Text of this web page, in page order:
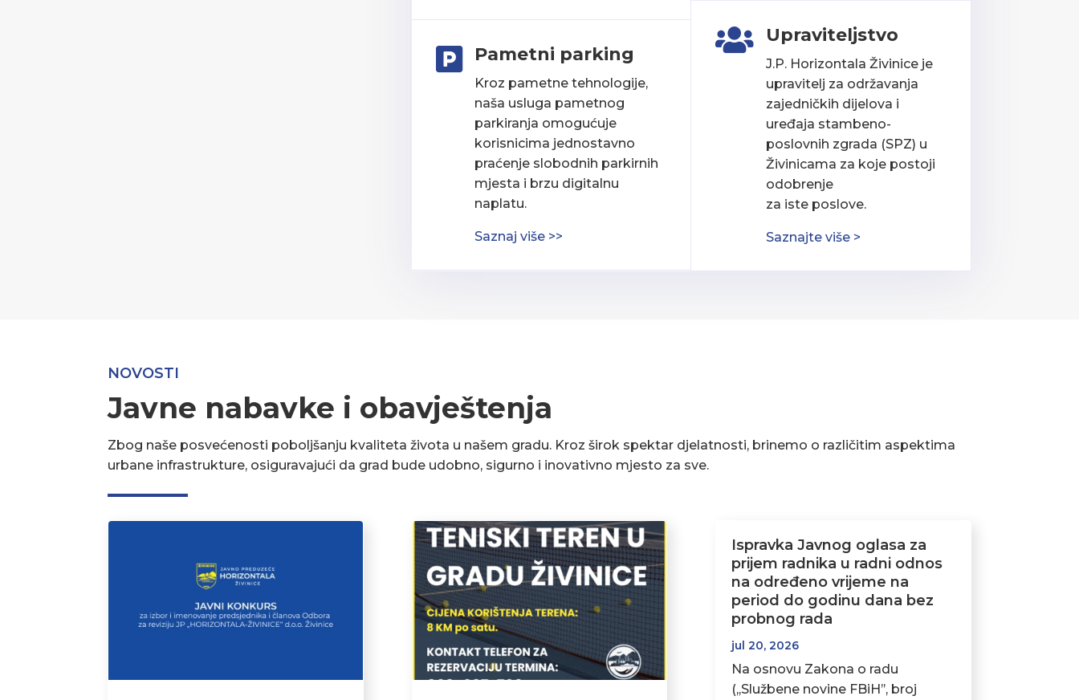
 Pametni parking
Kroz pametne tehnologije,
naša usluga pametnog
parkiranja omogućuje
korisnicima jednostavno
praćenje slobodnih parkirnih
mjesta i brzu digitalnu
naplatu.
Saznaj više >>
 Upraviteljstvo
J.P. Horizontala Živinice je
upravitelj za održavanja
zajedničkih dijelova i
uređaja stambeno-
poslovnih zgrada (SPZ) u
Živinicama za koje postoji
odobrenje
za iste poslove.
Saznajte više >
NOVOSTI
Javne nabavke i obavještenja
Zbog naše posvećenosti poboljšanju kvaliteta života u našem gradu. Kroz širok spektar djelatnosti, brinemo o različitim aspektima
urbane infrastrukture, osiguravajući da grad bude udobno, sigurno i inovativno mjesto za sve.
Ispravka Javnog oglasa za
prijem radnika u radni odnos
na određeno vrijeme na
period do godinu dana bez
probnog rada
jul 20, 2026
Na osnovu Zakona o radu
(,,Službene novine FBiH’’, broj